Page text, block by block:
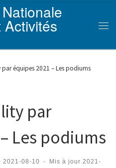
par équipes 2021 – Les podiums
par
Les podiums
2021-08-10 - Mis à jour 2021-